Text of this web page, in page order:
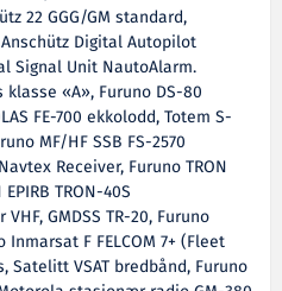
22 GGG/GM standard,
Digital Autopilot
Signal Unit NautoAlarm.
«A», Furuno DS-80
FE-700 ekkolodd, Totem S-
MF/HF SSB FS-2570
Receiver, Furuno TRON
TRON-40S
GMDSS TR-20, Furuno
Inmarsat F FELCOM 7+ (Fleet
Satelitt VSAT bredbånd, Furuno